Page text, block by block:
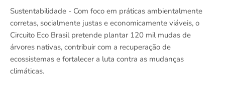
Sustentabilidade - Com foco em práticas ambientalmente
corretas, socialmente justas e economicamente viáveis, o
Circuito Eco Brasil pretende plantar 120 mil mudas de
árvores nativas, contribuir com a recuperação de
ecossistemas e fortalecer a luta contra as mudanças
climáticas.